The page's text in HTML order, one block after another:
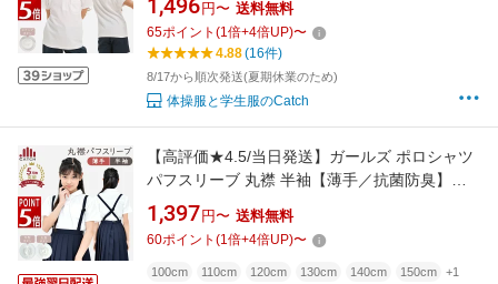
シャツ キッズ 小学生 白 ぱっちんボタン かわい
い 子供 小学校 制服 幼稚園 保育園 入学 送料無
1,496 円〜 送料無料
65ポイント (1倍+4倍UP)〜
4.88(16件)
8/17から順次発送(夏期休業のため)
体操服と学生服のCatch
【高評価★4.5/当日発送】ガールズ ポロシャツ
パフスリーブ 丸襟 半袖【薄手／抗菌防臭】花
ボタン 夏 鹿の子 ノーアイロン 吸水速乾 スクー
ル ポロシャツ キッズ 女の子 子供 小学生 小学
校 制服 かわいい 入学 送料無料【毎日休まず発
送→最短翌日／置き配指定OK】R579192
1,397 円〜 送料無料
60ポイント (1倍+4倍UP)〜
100cm 110cm 120cm 130cm 140cm 150cm +1